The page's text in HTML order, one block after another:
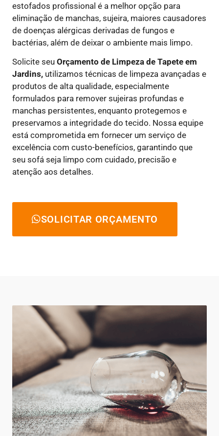
estofados profissional é a melhor opção para
eliminação de manchas, sujeira, maiores causadores
de doenças alérgicas derivadas de fungos e
bactérias, além de deixar o ambiente mais limpo.
Solicite seu Orçamento de Limpeza de Tapete em
Jardins, utilizamos técnicas de limpeza avançadas e
produtos de alta qualidade, especialmente
formulados para remover sujeiras profundas e
manchas persistentes, enquanto protegemos e
preservamos a integridade do tecido. Nossa equipe
está comprometida em fornecer um serviço de
excelência com custo-benefícios, garantindo que
seu sofá seja limpo com cuidado, precisão e
atenção aos detalhes.
SOLICITAR ORÇAMENTO